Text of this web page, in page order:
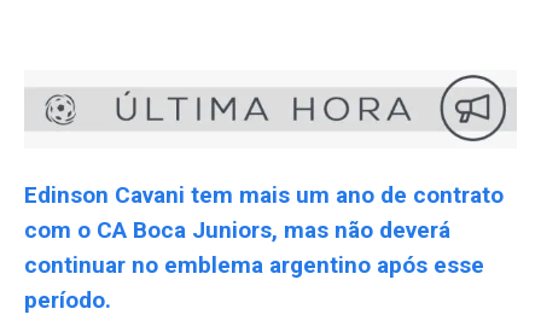
Edinson Cavani tem mais um ano de contrato
com o CA Boca Juniors, mas não deverá
continuar no emblema argentino após esse
período.